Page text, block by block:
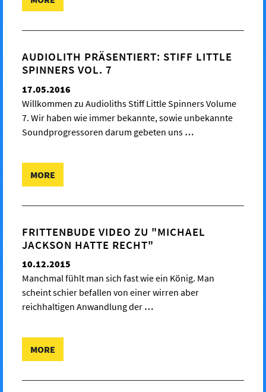
AUDIOLITH PRÄSENTIERT: STIFF LITTLE
SPINNERS VOL. 7
17.05.2016
Willkommen zu Audioliths Stiff Little Spinners Volume
7. Wir haben wie immer bekannte, sowie unbekannte
Soundprogressoren darum gebeten uns …
MORE
FRITTENBUDE VIDEO ZU "MICHAEL
JACKSON HATTE RECHT"
10.12.2015
Manchmal fühlt man sich fast wie ein König. Man
scheint schier befallen von einer wirren aber
reichhaltigen Anwandlung der …
MORE